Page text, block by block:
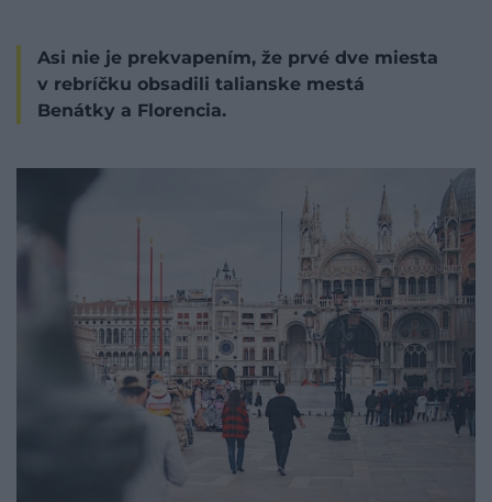
Asi nie je prekvapením, že prvé dve miesta
v rebríčku obsadili talianske mestá
Benátky a Florencia.